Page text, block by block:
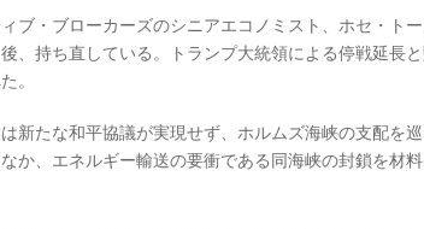
・ブローカーズのシニアエコノミスト、ホセ・トー
、持ち直している。トランプ大統領による停戦延長
。
たな和平協議が実現せず、ホルムズ海峡の支配を巡
か、エネルギー輸送の要衝である同海峡の封鎖を材